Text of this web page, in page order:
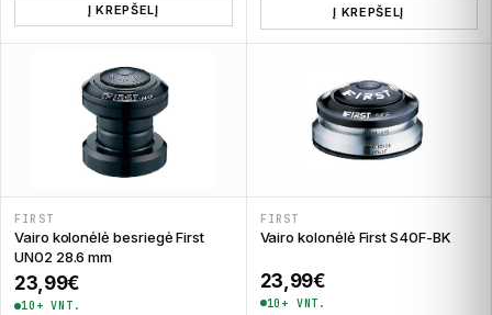
Į KREPŠELĮ Į KREPŠELĮ
FIRST
Vairo kolonėlė besriegė First
UN02 28.6 mm
23,99€
10+ VNT.
FIRST
Vairo kolonėlė First S40F-BK
23,99€
10+ VNT.